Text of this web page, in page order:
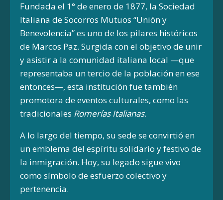
Fundada el 1° de enero de 1877, la Sociedad
Italiana de Socorros Mutuos “Unión y
Benevolencia” es uno de los pilares históricos
de Marcos Paz. Surgida con el objetivo de unir
y asistir a la comunidad italiana local —que
representaba un tercio de la población en ese
entonces—, esta institución fue también
promotora de eventos culturales, como las
tradicionales Romerías Italianas.
A lo largo del tiempo, su sede se convirtió en
un emblema del espíritu solidario y festivo de
la inmigración. Hoy, su legado sigue vivo
como símbolo de esfuerzo colectivo y
pertenencia.